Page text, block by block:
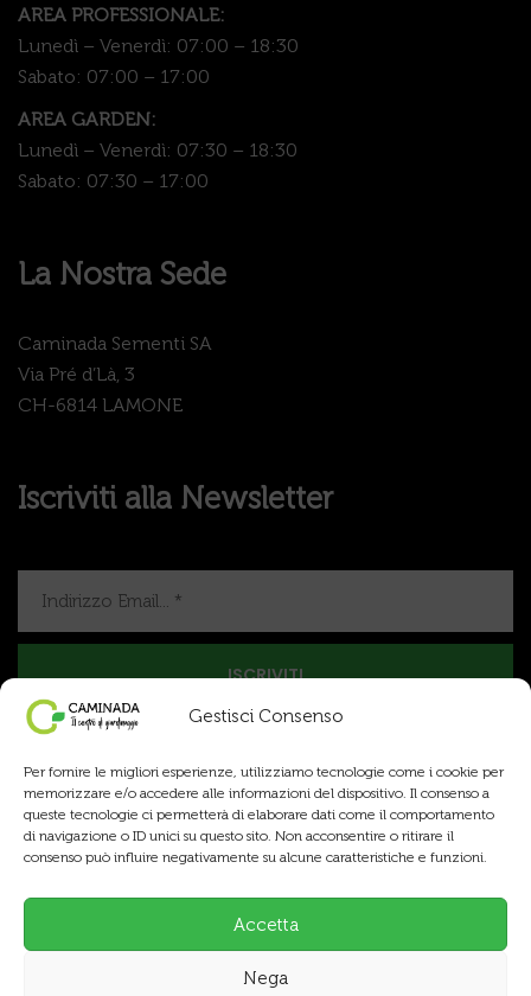
Gestisci Consenso
Per fornire le migliori esperienze, utilizziamo tecnologie come i cookie per
memorizzare e/o accedere alle informazioni del dispositivo. Il consenso a
queste tecnologie ci permetterà di elaborare dati come il comportamento
di navigazione o ID unici su questo sito. Non acconsentire o ritirare il
consenso può influire negativamente su alcune caratteristiche e funzioni.
Accetta
Nega
AREA PROFESSIONALE:
Lunedì – Venerdì: 07:00 – 18:30
Sabato: 07:00 – 17:00
AREA GARDEN:
Lunedì – Venerdì: 07:30 – 18:30
Sabato: 07:30 – 17:00
La Nostra Sede
Caminada Sementi SA
Via Pré d’Là, 3
CH-6814 LAMONE
Iscriviti alla Newsletter
Copyright © 2025 Caminada Sementi SA, tutti i diritti
riservati.
Termini & Condizioni Privacy Policy